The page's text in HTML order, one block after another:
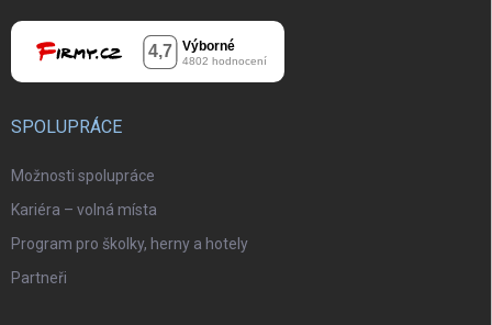
SPOLUPRÁCE
Možnosti spolupráce
Kariéra – volná místa
Program pro školky, herny a hotely
Partneři